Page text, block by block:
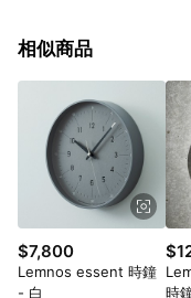
的購回饋活動享Yahoo超
3. 訂單回饋金額將扣除運
價券等虛擬貨幣折抵 4. 大
有相關事證認定您為大宗
相關認定以Yahoo購物中心
相似商品
$7,800
Lemnos essent 時鐘
- 白
時